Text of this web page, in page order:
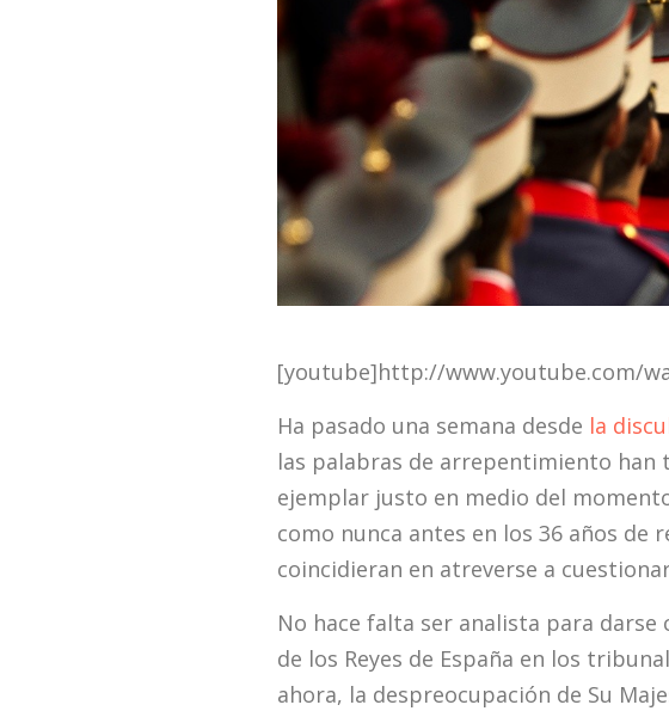
[youtube]http://www.youtube.com/
Ha pasado una semana desde la
las palabras de arrepentimiento
ejemplar justo en medio del
como nunca antes en los 36 años de
coincidieran en atreverse a
No hace falta ser analista para
de los Reyes de España en los
ahora, la despreocupación de Su